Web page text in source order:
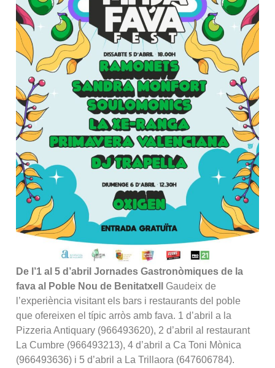
De l’1 al 5 d’abril Jornades Gastronòmiques de la
fava al Poble Nou de Benitatxell
Gaudeix de
l’experiència visitant els bars i restaurants del poble
que ofereixen el típic arròs amb fava. 1 d’abril a la
Pizzeria Antiquary (966493620), 2 d’abril al restaurant
La Cumbre (966493213), 4 d’abril a Ca Toni Mònica
(966493636) i 5 d’abril a La Trillaora (647606784).